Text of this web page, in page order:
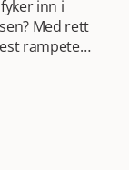
inn i
Med rett
rampete
som er helt vill
og
som